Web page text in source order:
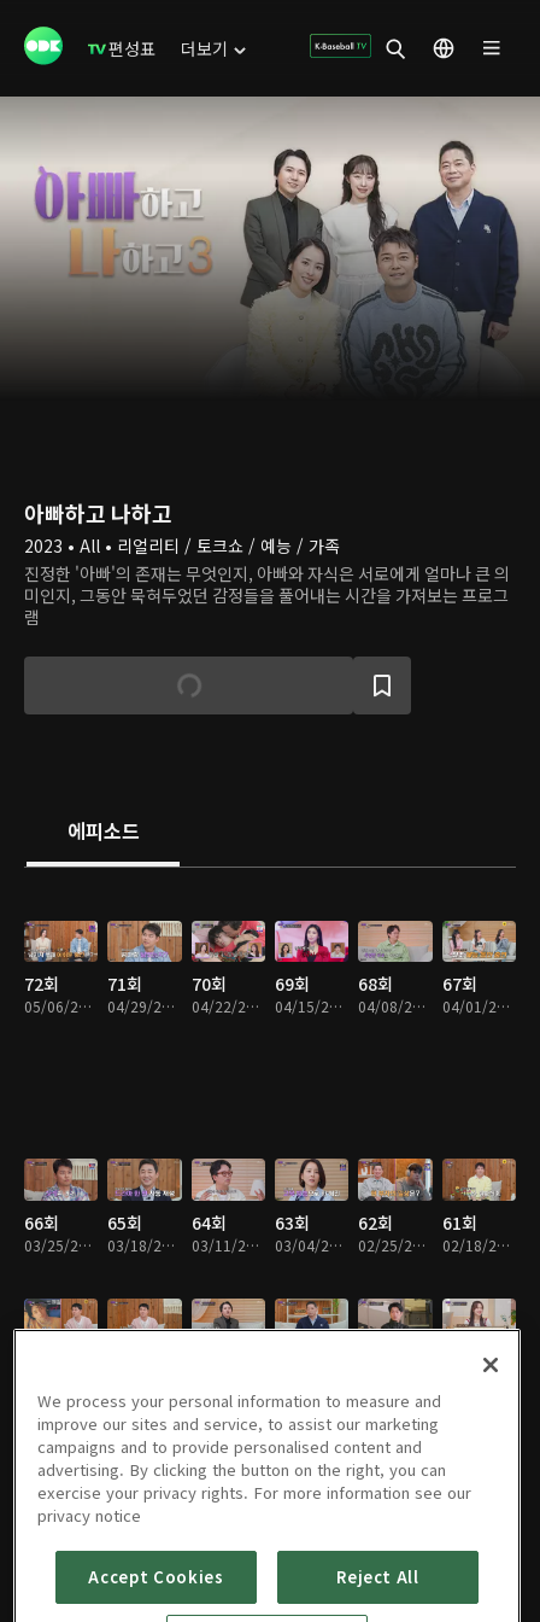
편성표 더보기
아빠하고 나하고
2023 • All • 리얼리티 / 토크쇼 / 예능 / 가족
진정한 '아빠'의 존재는 무엇인지, 아빠와 자식은 서로에게 얼마나 큰 의
미인지, 그동안 묵혀두었던 감정들을 풀어내는 시간을 가져보는 프로그
램
에피소드
72회
05/06/2026 • 1시간 26분
71회
04/29/2026 • 1시간 44분
70회
04/22/2026 • 1시간 49분
69회
04/15/2026 • 1시간 46분
68회
04/08/2026 • 1시간 57분
67회
04/01/2026 • 1시간 24분
66회
03/25/2026 • 1시간 28분
65회
03/18/2026 • 1시간 25분
64회
03/11/2026 • 1시간 45분
63회
03/04/2026 • 1시간 44분
62회
02/25/2026 • 1시간 42분
61회
02/18/2026 • 1시간 40분
54회
06/10/2025 • 1시간 48분
53회 52회 51회 50회 49회
We process your personal information to measure and
improve our sites and service, to assist our marketing
campaigns and to provide personalised content and
advertising. By clicking the button on the right, you can
exercise your privacy rights. For more information see our
privacy notice
Accept Cookies Reject All